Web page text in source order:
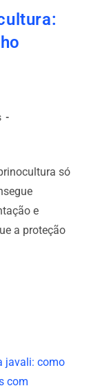
só
e
a proteção